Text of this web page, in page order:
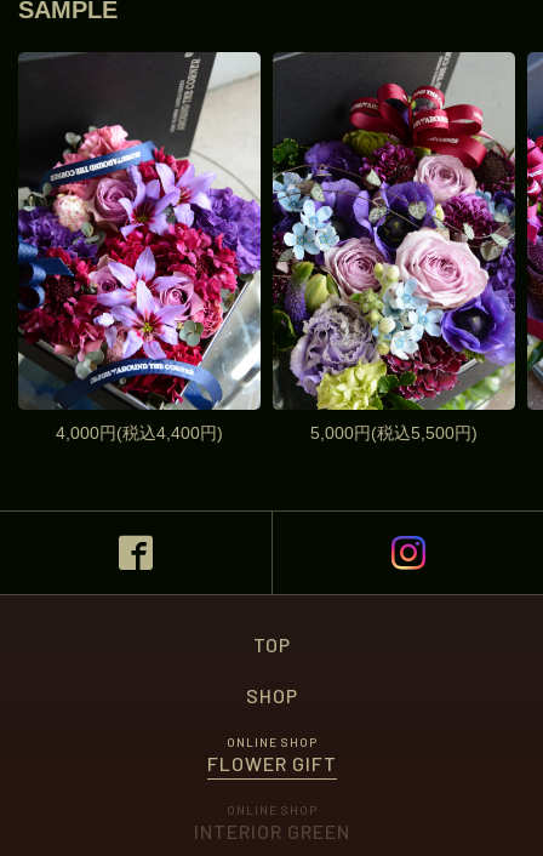
SAMPLE
4,000円(税込4,400円) 5,000円(税込5,500円)
TOP
SHOP
ONLINE SHOP
FLOWER GIFT
ONLINE SHOP
INTERIOR GREEN